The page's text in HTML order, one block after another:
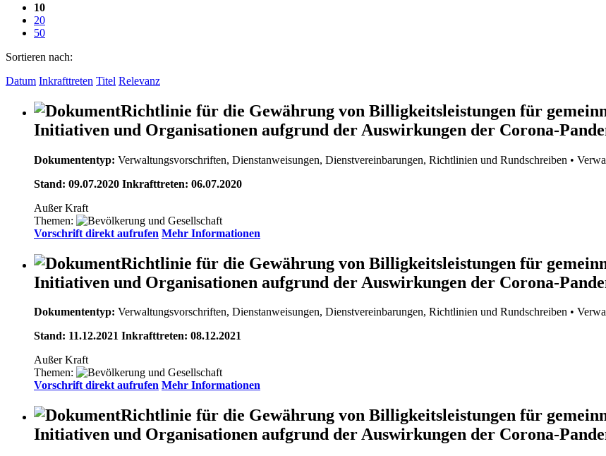
10
20
50
Sortieren nach:
Datum Inkrafttreten Titel Relevanz
Richtlinie für die Gewährung von Billigkeitsleistungen für
Initiativen und Organisationen aufgrund der Auswirkungen der Corona-
Dokumententyp: Verwaltungsvorschriften, Dienstanweisungen, Dienstvereinbarungen, Richtlinien und Rundschreiben •
Stand: 09.07.2020 Inkrafttreten: 06.07.2020
Außer Kraft
Themen:
Vorschrift direkt aufrufen Mehr Informationen
Richtlinie für die Gewährung von Billigkeitsleistungen für
Initiativen und Organisationen aufgrund der Auswirkungen der Corona-
Dokumententyp: Verwaltungsvorschriften, Dienstanweisungen, Dienstvereinbarungen, Richtlinien und Rundschreiben •
Stand: 11.12.2021 Inkrafttreten: 08.12.2021
Außer Kraft
Themen:
Vorschrift direkt aufrufen Mehr Informationen
Richtlinie für die Gewährung von Billigkeitsleistungen für
Initiativen und Organisationen aufgrund der Auswirkungen der Corona-